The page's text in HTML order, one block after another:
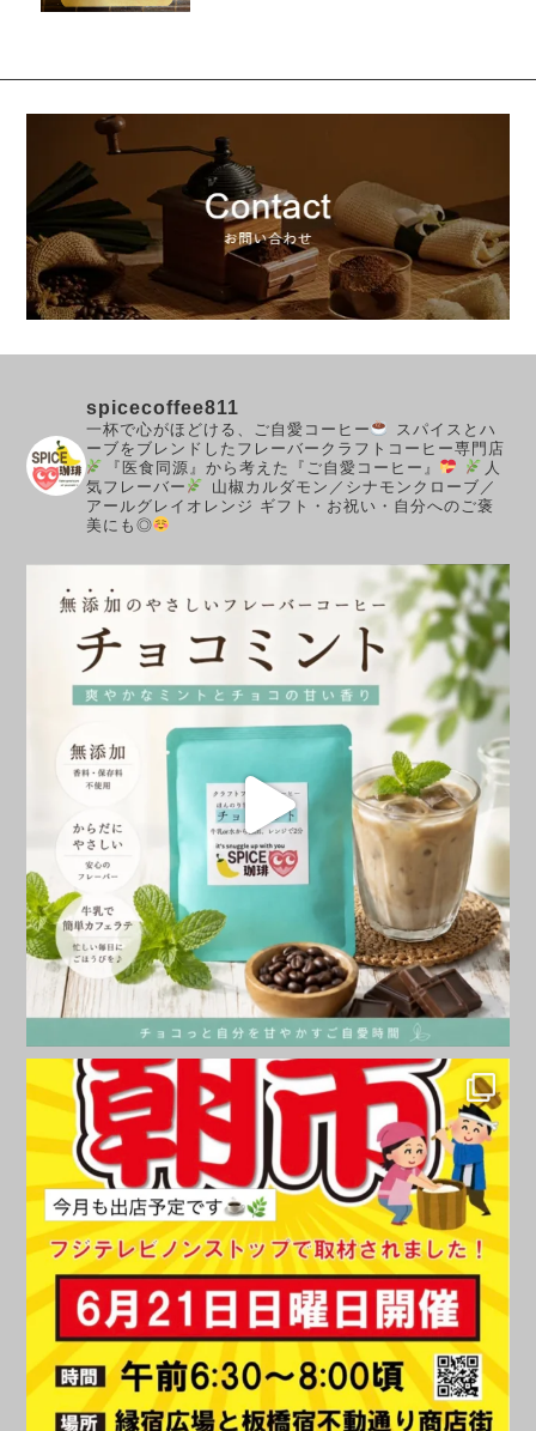
spicecoffee811
一杯で心がほどける、ご自愛コーヒー
スパイスとハ
ーブをブレンドしたフレーバークラフトコーヒー専門店
『医食同源』から考えた『ご自愛コーヒー』
人
気フレーバー
山椒カルダモン／シナモンクローブ／
アールグレイオレンジ ギフト・お祝い・自分へのご褒
美にも◎